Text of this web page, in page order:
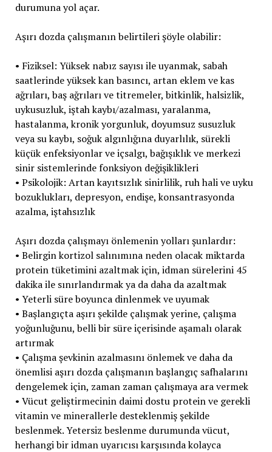
durumuna yol açar.
Aşırı dozda çalışmanın belirtileri şöyle olabilir:
• Fiziksel: Yüksek nabız sayısı ile uyanmak, sabah
saatlerinde yüksek kan basıncı, artan eklem ve kas
ağrıları, baş ağrıları ve titremeler, bitkinlik, halsizlik,
uykusuzluk, iştah kaybı/azalması, yaralanma,
hastalanma, kronik yorgunluk, doyumsuz susuzluk
veya su kaybı, soğuk algınlığına duyarlılık, sürekli
küçük enfeksiyonlar ve içsalgı, bağışıklık ve merkezi
sinir sistemlerinde fonksiyon değişiklikleri
• Psikolojik: Artan kayıtsızlık sinirlilik, ruh hali ve uyku
bozuklukları, depresyon, endişe, konsantrasyonda
azalma, iştahsızlık
Aşırı dozda çalışmayı önlemenin yolları şunlardır:
• Belirgin kortizol salınımına neden olacak miktarda
protein tüketimini azaltmak için, idman sürelerini 45
dakika ile sınırlandırmak ya da daha da azaltmak
• Yeterli süre boyunca dinlenmek ve uyumak
• Başlangıçta aşırı şekilde çalışmak yerine, çalışma
yoğunluğunu, belli bir süre içerisinde aşamalı olarak
artırmak
• Çalışma şevkinin azalmasını önlemek ve daha da
önemlisi aşırı dozda çalışmanın başlangıç safhalarını
dengelemek için, zaman zaman çalışmaya ara vermek
• Vücut geliştirmecinin daimi dostu protein ve gerekli
vitamin ve minerallerle desteklenmiş şekilde
beslenmek. Yetersiz beslenme durumunda vücut,
herhangi bir idman uyarıcısı karşısında kolayca